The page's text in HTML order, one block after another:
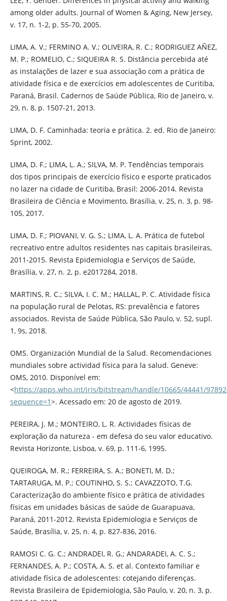
among older adults. Journal of Women & Aging, New Jersey,
v. 17, n. 1-2, p. 55-70, 2005.
LIMA, A. V.; FERMINO A. V.; OLIVEIRA, R. C.; RODRIGUEZ AÑEZ,
M. P.; ROMELIO, C.; SIQUEIRA R. S. Distância percebida até
as instalações de lazer e sua associação com a prática de
atividade física e de exercícios em adolescentes de Curitiba,
Paraná, Brasil. Cadernos de Saúde Pública, Rio de Janeiro, v.
29, n. 8, p. 1507-21, 2013.
LIMA, D. F. Caminhada: teoria e prática. 2. ed. Rio de Janeiro:
Sprint, 2002.
LIMA, D. F.; LIMA, L. A.; SILVA, M. P. Tendências temporais
dos tipos principais de exercício físico e esporte praticados
no lazer na cidade de Curitiba, Brasil: 2006-2014. Revista
Brasileira de Ciência e Movimento, Brasília, v. 25, n. 3, p. 98-
105, 2017.
LIMA, D. F.; PIOVANI, V. G. S.; LIMA, L. A. Prática de futebol
recreativo entre adultos residentes nas capitais brasileiras,
2011-2015. Revista Epidemiologia e Serviços de Saúde,
Brasília, v. 27, n. 2, p. e2017284, 2018.
MARTINS, R. C.; SILVA, I. C. M.; HALLAL, P. C. Atividade física
na população rural de Pelotas, RS: prevalência e fatores
associados. Revista de Saúde Pública, São Paulo, v. 52, supl.
1, 9s, 2018.
OMS. Organización Mundial de la Salud. Recomendaciones
mundiales sobre actividad física para la salud. Geneve:
OMS, 2010. Disponível em:
<https://apps.who.int/iris/bitstream/handle/10665/44441/
sequence=1>. Acessado em: 20 de agosto de 2019.
PEREIRA, J. M.; MONTEIRO, L. R. Actividades físicas de
exploração da natureza - em defesa do seu valor educativo.
Revista Horizonte, Lisboa, v. 69, p. 111-6, 1995.
QUEIROGA, M. R.; FERREIRA, S. A.; BONETI, M. D.;
TARTARUGA, M. P.; COUTINHO, S. S.; CAVAZZOTO, T.G.
Caracterização do ambiente físico e prática de atividades
físicas em unidades básicas de saúde de Guarapuava,
Paraná, 2011-2012. Revista Epidemiologia e Serviços de
Saúde, Brasília, v. 25, n. 4, p. 827-836, 2016.
RAMOSI C. G. C.; ANDRADEI, R. G.; ANDARADEI, A. C. S.;
FERNANDES, A. P.; COSTA, A. S. et al. Contexto familiar e
atividade física de adolescentes: cotejando diferenças.
Revista Brasileira de Epidemiologia, São Paulo, v. 20, n. 3, p.